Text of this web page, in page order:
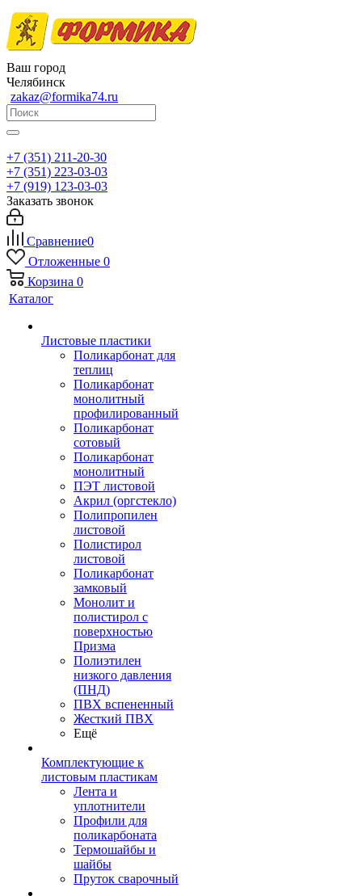
Ваш город
Челябинск
zakaz@formika74.ru
+7 (351) 211-20-30
+7 (351) 223-03-03
+7 (919) 123-03-03
Заказать звонок
Сравнение0
Отложенные 0
Корзина 0
Каталог
Листовые пластики
Поликарбонат для
теплиц
Поликарбонат
монолитный
профилированный
Поликарбонат
сотовый
Поликарбонат
монолитный
ПЭТ листовой
Акрил (оргстекло)
Полипропилен
листовой
Полистирол
листовой
Поликарбонат
замковый
Монолит и
полистирол с
поверхностью
Призма
Полиэтилен
низкого давления
(ПНД)
ПВХ вспененный
Жесткий ПВХ
Ещё
Комплектующие к
листовым пластикам
Лента и
уплотнители
Профили для
поликарбоната
Термошайбы и
шайбы
Пруток сварочный